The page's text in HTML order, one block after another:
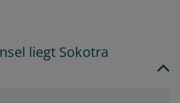
liegt Sokotra